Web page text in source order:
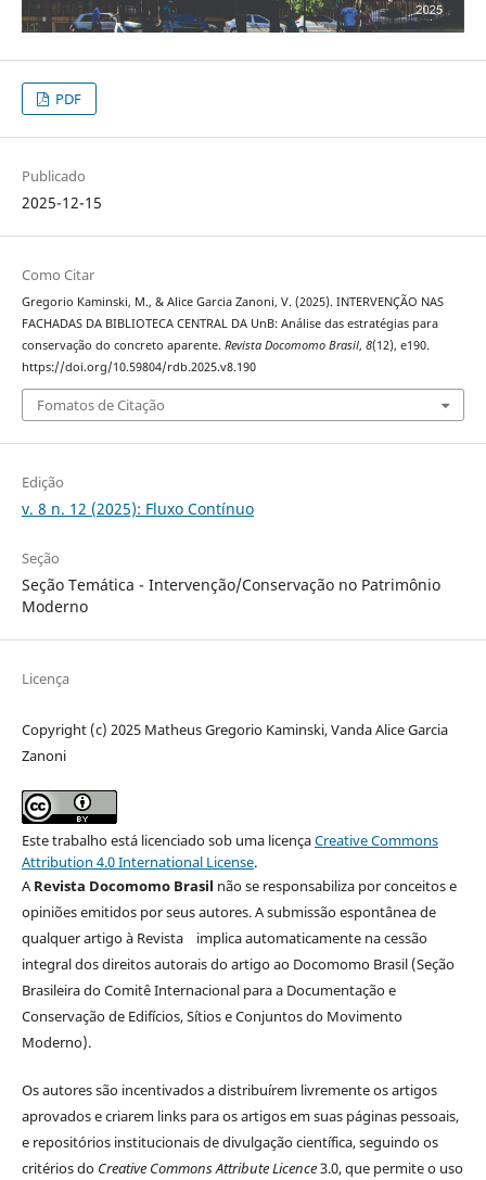
PDF
Publicado
2025-12-15
Como Citar
Gregorio Kaminski, M., & Alice Garcia Zanoni, V. (2025). INTERVENÇÃO NAS
FACHADAS DA BIBLIOTECA CENTRAL DA UnB: Análise das estratégias para
conservação do concreto aparente. Revista Docomomo Brasil, 8(12), e190.
https://doi.org/10.59804/rdb.2025.v8.190
Fomatos de Citação
Edição
v. 8 n. 12 (2025): Fluxo Contínuo
Seção
Seção Temática - Intervenção/Conservação no Patrimônio
Moderno
Licença
Copyright (c) 2025 Matheus Gregorio Kaminski, Vanda Alice Garcia
Zanoni
Este trabalho está licenciado sob uma licençaCreative Commons
Attribution 4.0 International License.
ARevista Docomomo Brasil não se responsabiliza por conceitos e
opiniões emitidos por seus autores. A submissão espontânea de
qualquer artigo à Revista implica automaticamente na cessão
integral dos direitos autorais do artigo ao Docomomo Brasil (Seção
Brasileira do Comitê Internacional para a Documentação e
Conservação de Edifícios, Sítios e Conjuntos do Movimento
Moderno).
Os autores são incentivados a distribuírem livremente os artigos
aprovados e criarem links para os artigos em suas páginas pessoais,
e repositórios institucionais de divulgação científica, seguindo os
critérios do Creative Commons Attribute Licence3.0, que permite o uso